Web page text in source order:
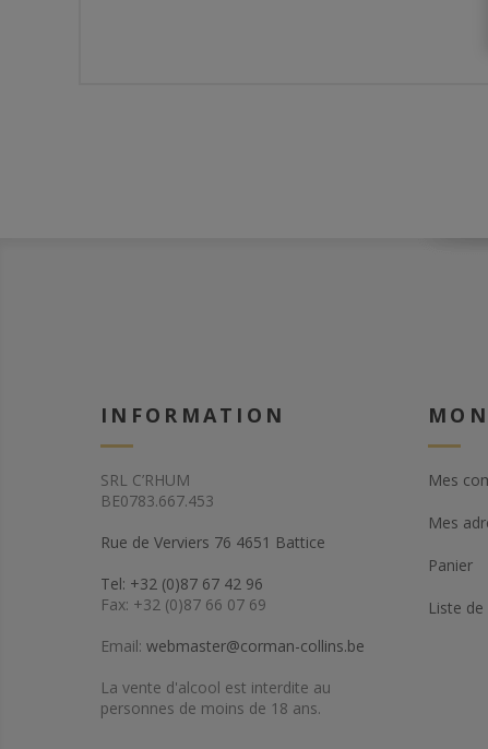
INFORMATION
SRL C’RHUM
BE0783.667.453
Rue de Verviers 76 4651 Battice
Tel: +32 (0)87 67 42 96
Fax: +32 (0)87 66 07 69
Email: webmaster@corman-collins.be
La vente d'alcool est interdite au
personnes de moins de 18 ans.
Mes
Mes
Panier
Liste